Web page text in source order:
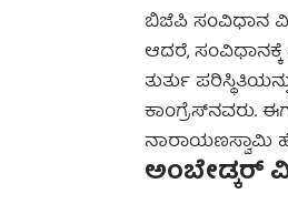
ಬಿಜೆಪಿ ಸಂವಿಧಾನ
ಆದರೆ,
ತುರ್ತು
ಕಾಂಗ್ರೆಸ್‌ನವರು.
ನಾರಾಯಣಸ್ವಾಮಿ
ಅಂಬೇಡ್ಕರ್